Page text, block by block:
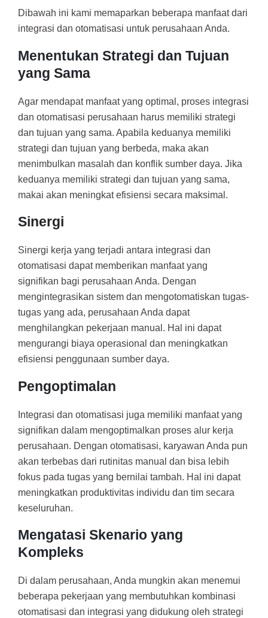
Dibawah ini kami memaparkan beberapa manfaat dari
integrasi dan otomatisasi untuk perusahaan Anda.
Menentukan Strategi dan Tujuan
yang Sama
Agar mendapat manfaat yang optimal, proses integrasi
dan otomatisasi perusahaan harus memiliki strategi
dan tujuan yang sama. Apabila keduanya memiliki
strategi dan tujuan yang berbeda, maka akan
menimbulkan masalah dan konflik sumber daya. Jika
keduanya memiliki strategi dan tujuan yang sama,
makai akan meningkat efisiensi secara maksimal.
Sinergi
Sinergi kerja yang terjadi antara integrasi dan
otomatisasi dapat memberikan manfaat yang
signifikan bagi perusahaan Anda. Dengan
mengintegrasikan sistem dan mengotomatiskan tugas-
tugas yang ada, perusahaan Anda dapat
menghilangkan pekerjaan manual. Hal ini dapat
mengurangi biaya operasional dan meningkatkan
efisiensi penggunaan sumber daya.
Pengoptimalan
Integrasi dan otomatisasi juga memiliki manfaat yang
signifikan dalam mengoptimalkan proses alur kerja
perusahaan. Dengan otomatisasi, karyawan Anda pun
akan terbebas dari rutinitas manual dan bisa lebih
fokus pada tugas yang bernilai tambah. Hal ini dapat
meningkatkan produktivitas individu dan tim secara
keseluruhan.
Mengatasi Skenario yang
Kompleks
Di dalam perusahaan, Anda mungkin akan menemui
beberapa pekerjaan yang membutuhkan kombinasi
otomatisasi dan integrasi yang didukung oleh strategi